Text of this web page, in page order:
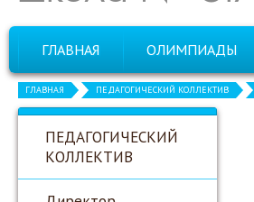
ГЛАВНАЯ ОЛИМПИАДЫ
ГЛАВНАЯ ПЕДАГОГИЧЕСКИЙ КОЛЛЕКТИВ
ПЕДАГОГИЧЕСКИЙ
КОЛЛЕКТИВ